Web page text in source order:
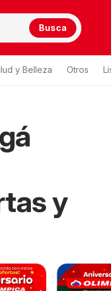
Busca
y Belleza Otros
y